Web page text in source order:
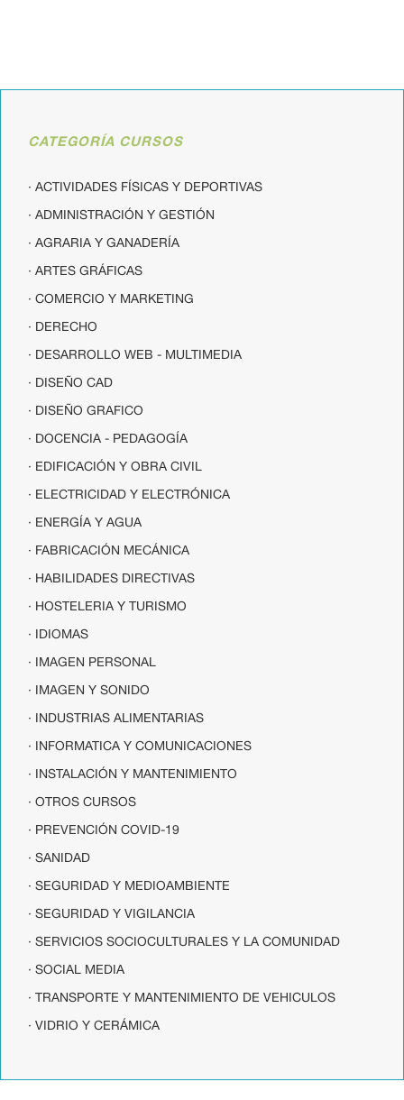
CATEGORÍA CURSOS
· ACTIVIDADES FÍSICAS Y DEPORTIVAS
· ADMINISTRACIÓN Y GESTIÓN
· AGRARIA Y GANADERÍA
· ARTES GRÁFICAS
· COMERCIO Y MARKETING
· DERECHO
· DESARROLLO WEB - MULTIMEDIA
· DISEÑO CAD
· DISEÑO GRAFICO
· DOCENCIA - PEDAGOGÍA
· EDIFICACIÓN Y OBRA CIVIL
· ELECTRICIDAD Y ELECTRÓNICA
· ENERGÍA Y AGUA
· FABRICACIÓN MECÁNICA
· HABILIDADES DIRECTIVAS
· HOSTELERIA Y TURISMO
· IDIOMAS
· IMAGEN PERSONAL
· IMAGEN Y SONIDO
· INDUSTRIAS ALIMENTARIAS
· INFORMATICA Y COMUNICACIONES
· INSTALACIÓN Y MANTENIMIENTO
· OTROS CURSOS
· PREVENCIÓN COVID-19
· SANIDAD
· SEGURIDAD Y MEDIOAMBIENTE
· SEGURIDAD Y VIGILANCIA
· SERVICIOS SOCIOCULTURALES Y LA COMUNIDAD
· SOCIAL MEDIA
· TRANSPORTE Y MANTENIMIENTO DE VEHICULOS
· VIDRIO Y CERÁMICA